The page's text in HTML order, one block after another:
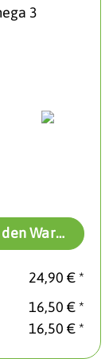
3
Warenkorb
24,90 € *
16,50 € *
16,50 € *